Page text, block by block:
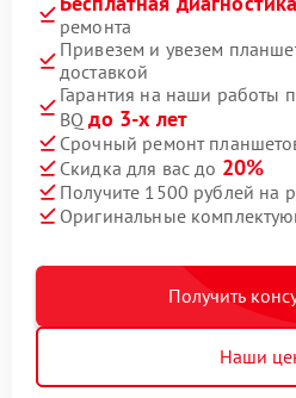
ремонта
Привезем и увезем
доставкой
Гарантия на наши работы
BQдо 3-х лет
Срочный ремонт
Скидка для вас до 20%
Получите 1500 рублей на
Оригинальные
Получить
Наши